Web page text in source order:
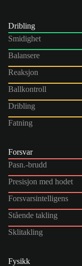
Dribling
Smidighet
Balansere
Reaksjon
Ballkontroll
Dribling
Fatning
Forsvar
Pasn.-brudd
Presisjon med hodet
Forsvarsintelligens
Stående takling
Sklitakling
Fysikk